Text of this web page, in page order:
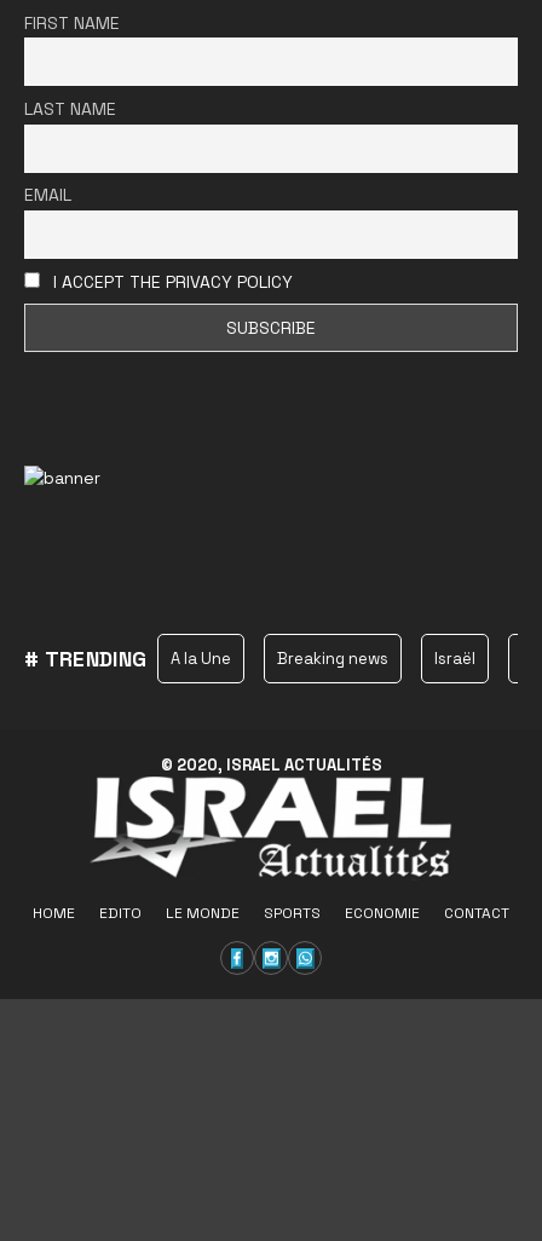
FIRST NAME
LAST NAME
EMAIL
I ACCEPT THE PRIVACY POLICY
# TRENDING A la Une Breaking news Israël
© 2020, ISRAEL ACTUALITÉS
HOME EDITO LE MONDE SPORTS ECONOMIE CONTACT